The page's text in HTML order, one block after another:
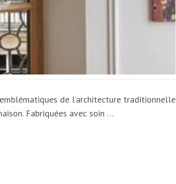
de l’architecture traditionnelle
Fabriquées avec soin …